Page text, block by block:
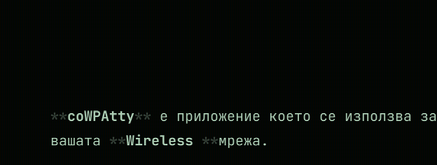
coWPAtty е приложение което се използва за
вашата
Wireless мрежа.